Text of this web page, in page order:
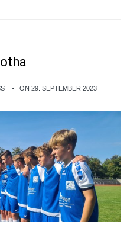
ON 29. SEPTEMBER 2023